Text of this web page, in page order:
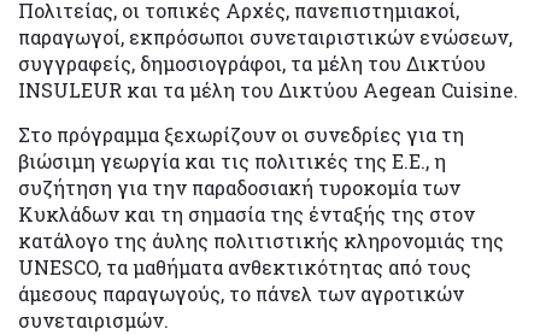
Πολιτείας, οι τοπικές Αρχές, πανεπιστημιακοί,
παραγωγοί, εκπρόσωποι συνεταιριστικών ενώσεων,
συγγραφείς, δημοσιογράφοι, τα μέλη του Δικτύου
INSULEUR και τα μέλη του Δικτύου Aegean Cuisine.
Στο πρόγραμμα ξεχωρίζουν οι συνεδρίες για τη
βιώσιμη γεωργία και τις πολιτικές της Ε.Ε., η
συζήτηση για την παραδοσιακή τυροκομία των
Κυκλάδων και τη σημασία της ένταξής της στον
κατάλογο της άυλης πολιτιστικής κληρονομιάς της
UNESCO, τα μαθήματα ανθεκτικότητας από τους
άμεσους παραγωγούς, το πάνελ των αγροτικών
συνεταιρισμών.